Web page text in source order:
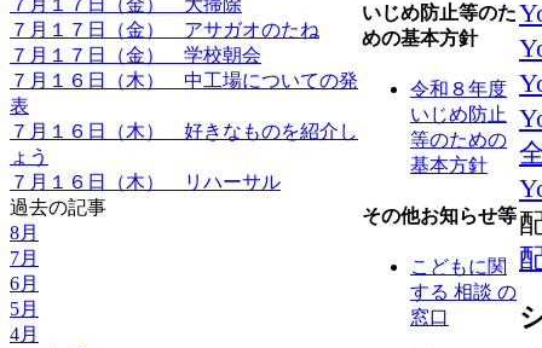
７月１７日（金） 大掃除
７月１７日（金） アサガオのたね
７月１７日（金） 学校朝会
７月１６日（木） 中工場についての発
表
７月１６日（木） 好きなものを紹介し
ょう
７月１６日（木） リハーサル
過去の記事
8月
7月
6月
5月
4月
いじめ防止等のた
めの基本方針
令和８年度
いじめ防止
等のための
基本方針
その他お知らせ等
こどもに関
する 相談 の
窓口